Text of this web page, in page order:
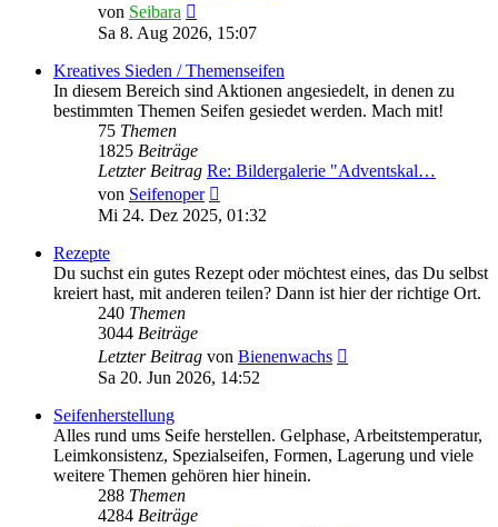
von Seibara
Beitrag
Sa 8. Aug 2026, 15:07
Kreatives Sieden / Themenseifen
In diesem Bereich sind Aktionen angesiedelt, in denen zu
bestimmten Themen Seifen gesiedet werden. Mach mit!
75 Themen
1825 Beiträge
Letzter Beitrag Re: Bildergalerie "Adventskal…
von Seifenoper
Beitrag
Mi 24. Dez 2025, 01:32
Rezepte
Du suchst ein gutes Rezept oder möchtest eines, das Du selbst
kreiert hast, mit anderen teilen? Dann ist hier der richtige Ort.
240 Themen
3044 Beiträge
Letzter Beitrag von Bienenwachs
Sa 20. Jun 2026, 14:52
Seifenherstellung
Alles rund ums Seife herstellen. Gelphase, Arbeitstemperatur,
Leimkonsistenz, Spezialseifen, Formen, Lagerung und viele
weitere Themen gehören hier hinein.
288 Themen
4284 Beiträge